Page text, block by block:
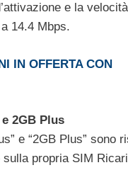
e la
14.4 Mbps.
IN OFFERTA CON
2GB Plus
e “2GB Plus” sono
propria SIM